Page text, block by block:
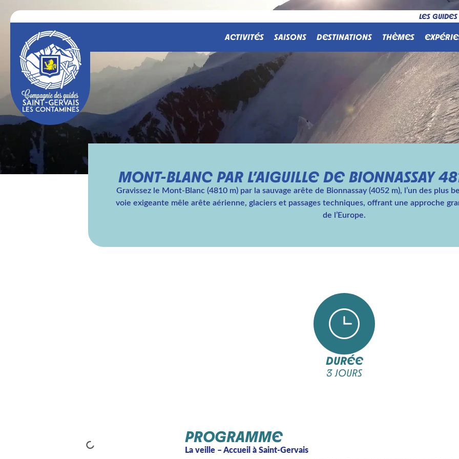
LES GUIDES
ACTIVITÉS SAISONS DESTINATIONS THÈMES
MONT-BLANC PAR L’AIGUILLE DE BIONNASSAY
Gravissez le Mont-Blanc (4810 m) par la sauvage arête de Bionnassay (4052 m), l’un des plus
voie exigeante mêle arête aérienne, glaciers et passages techniques, offrant une approche
de l’Europe.
DURÉE
3 JOURS
PROGRAMME
La veille – Accueil à Saint-Gervais